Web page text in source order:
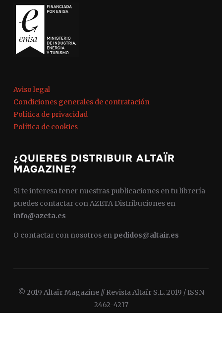
Aviso legal
Condiciones generales de contratación
Política de privacidad
Política de cookies
¿QUIERES DISTRIBUIR ALTAÏR
MAGAZINE?
Si te interesa tener nuestras publicaciones en tu librería
puedes contactar con AZETA Distribuciones en
info@azeta.es
O contactar con nosotros en pedidos@altair.es
© 2019 Altaïr Magazine // Revista Altaïr S.L. 2019 / ISSN
2462-4217